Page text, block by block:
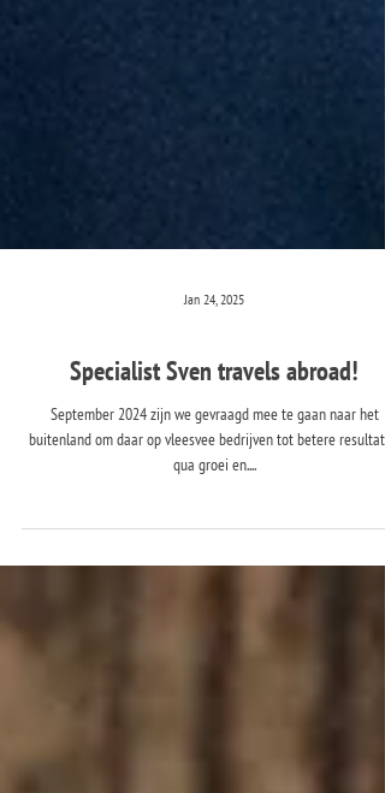
Jan 24, 2025
Specialist Sven travels abroad!
September 2024 zijn we gevraagd mee te gaan naar het
qua groei en....